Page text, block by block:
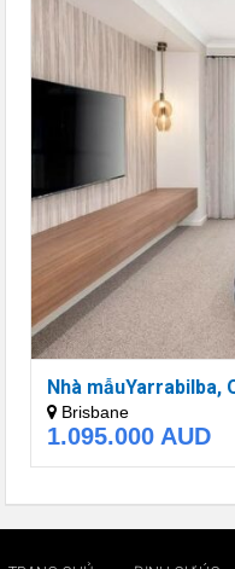
Nhà mẫuYarrabilba,
Brisbane
1.095.000 AUD